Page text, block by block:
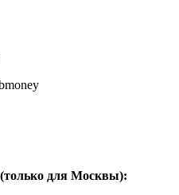
для Москвы):